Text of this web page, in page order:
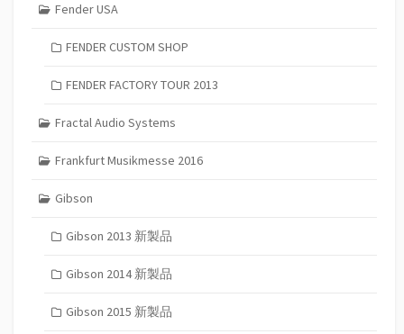
Fender USA
FENDER CUSTOM SHOP
FENDER FACTORY TOUR 2013
Fractal Audio Systems
Frankfurt Musikmesse 2016
Gibson
Gibson 2013 新製品
Gibson 2014 新製品
Gibson 2015 新製品